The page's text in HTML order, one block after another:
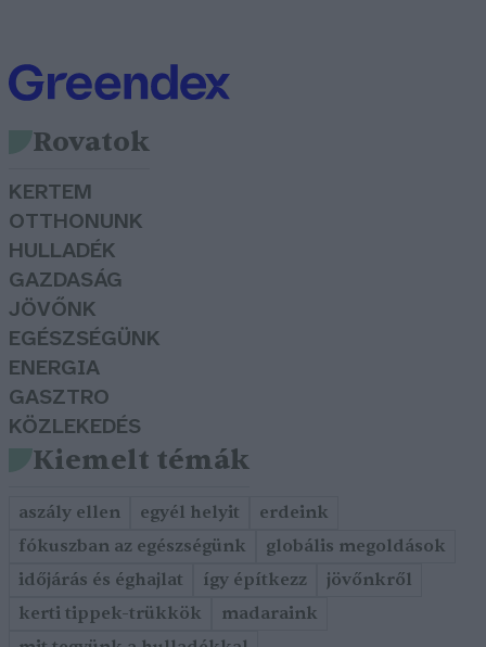
Rovatok
KERTEM
OTTHONUNK
HULLADÉK
GAZDASÁG
JÖVŐNK
EGÉSZSÉGÜNK
ENERGIA
GASZTRO
KÖZLEKEDÉS
Kiemelt témák
aszály ellen egyél helyit
erdeink
fókuszban az egészségünk
globális megoldások
időjárás és éghajlat
így építkezz
jövőnkről
kerti tippek-trükkök
madaraink